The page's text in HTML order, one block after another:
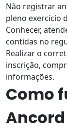
Não registrar
pleno exercício
Conhecer,
contidas no
Realizar o
inscrição,
informações.
Como